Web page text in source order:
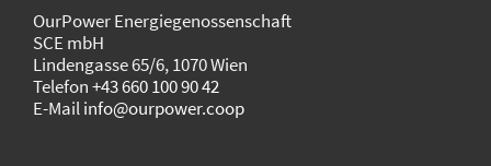
OurPower Energie­genossenschaft
SCE mbH
Lindengasse 65/6, 1070 Wien
Telefon+43 660 100 90 42
E-Mailinfo@ourpower.coop